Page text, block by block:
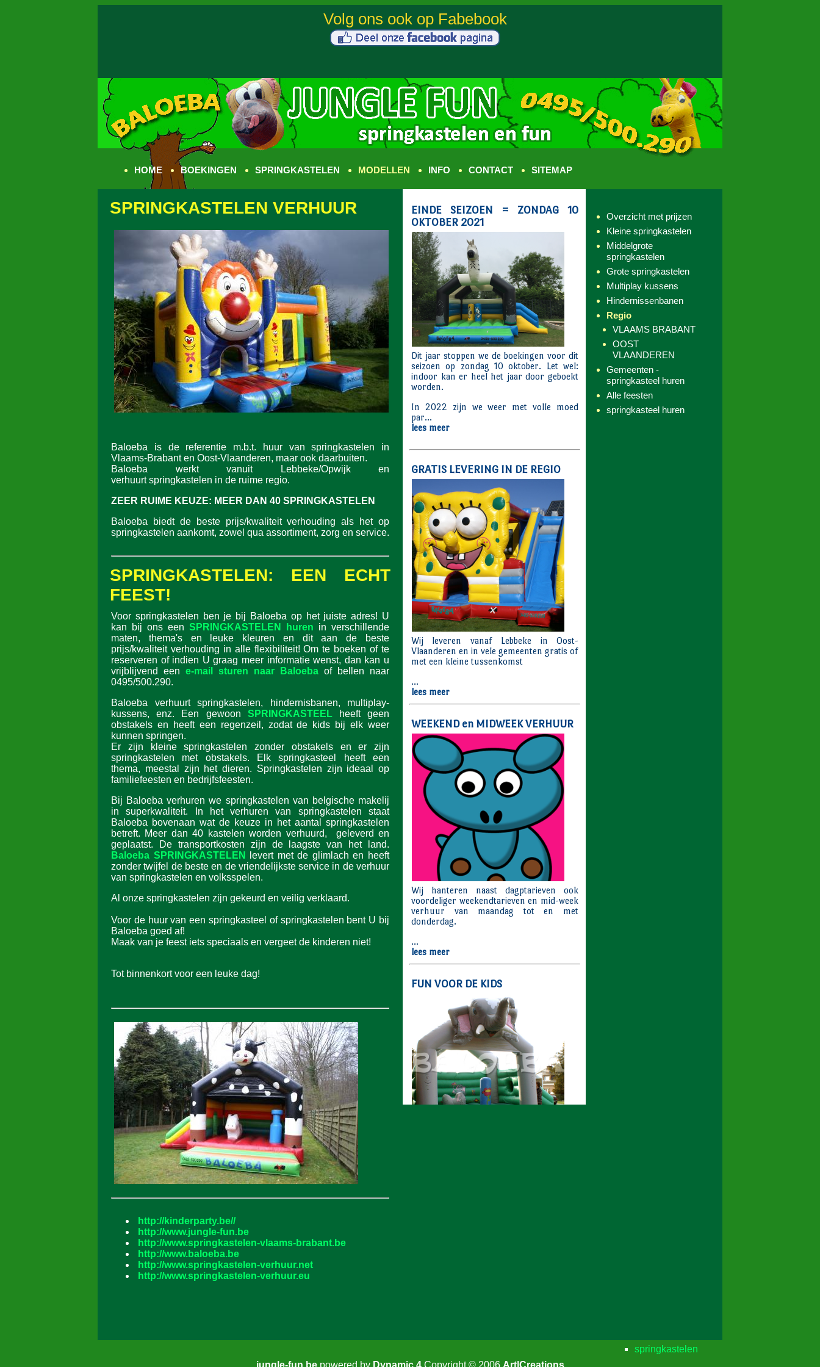
HOME BOEKINGEN SPRINGKASTELEN MODELLEN INFO CONTACT SITEMAP
SPRINGKASTELEN VERHUUR
Baloeba is de referentie m.b.t. huur van springkastelen in
Vlaams-Brabant en Oost-Vlaanderen, maar ook daarbuiten.
Baloeba werkt vanuit Lebbeke/Opwijk en
verhuurt springkastelen in de ruime regio.
ZEER RUIME KEUZE: MEER DAN 40 SPRINGKASTELEN
Baloeba biedt de beste prijs/kwaliteit verhouding als het op
springkastelen aankomt, zowel qua assortiment, zorg en service.
SPRINGKASTELEN: EEN ECHT
FEEST!
Voor springkastelen ben je bij Baloeba op het juiste adres! U
kan bij ons een SPRINGKASTELEN huren in verschillende
maten, thema's en leuke kleuren en dit aan de beste
prijs/kwaliteit verhouding in alle flexibiliteit! Om te boeken of te
reserveren of indien U graag meer informatie wenst, dan kan u
vrijblijvend een e-mail sturen naar Baloeba of bellen naar
0495/500.290.
Baloeba verhuurt springkastelen, hindernisbanen, multiplay-
kussens, enz. Een gewoon SPRINGKASTEELheeft geen
obstakels en heeft een regenzeil, zodat de kids bij elk weer
kunnen springen.
Er zijn kleine springkastelen zonder obstakels en er zijn
springkastelen met obstakels. Elk springkasteel heeft een
thema, meestal zijn het dieren. Springkastelen zijn ideaal op
familiefeesten en bedrijfsfeesten.
Bij Baloeba verhuren we springkastelen van belgische makelij
in superkwaliteit. In het verhuren van springkastelen staat
Baloeba bovenaan wat de keuze in het aantal springkastelen
betreft. Meer dan 40 kastelen worden verhuurd, geleverd en
geplaatst. De transportkosten zijn de laagste van het land.
Baloeba SPRINGKASTELEN
levert met de glimlach en heeft
zonder twijfel de beste en de vriendelijkste service in de verhuur
van springkastelen en volksspelen.
Al onze springkastelen zijn gekeurd en veilig verklaard.
Voor de huur van een springkasteel of springkastelen bent U bij
Baloeba goed af!
Maak van je feest iets speciaals en vergeet de kinderen niet!
Tot binnenkort voor een leuke dag!
http://kinderparty.be//
http://www.jungle-fun.be
http://www.springkastelen-vlaams-brabant.be
http://www.baloeba.be
http://www.springkastelen-verhuur.net
http://www.springkastelen-verhuur.eu
Overzicht met prijzen
Kleine springkastelen
Middelgrote
springkastelen
Grote springkastelen
Multiplay kussens
Hindernissenbanen
Regio
VLAAMS BRABANT
OOST
VLAANDEREN
Gemeenten -
springkasteel huren
Alle feesten
springkasteel huren
springkastelen
jungle-fun.bepowered by Dynamic 4Copyright © 2006 Art|Creations